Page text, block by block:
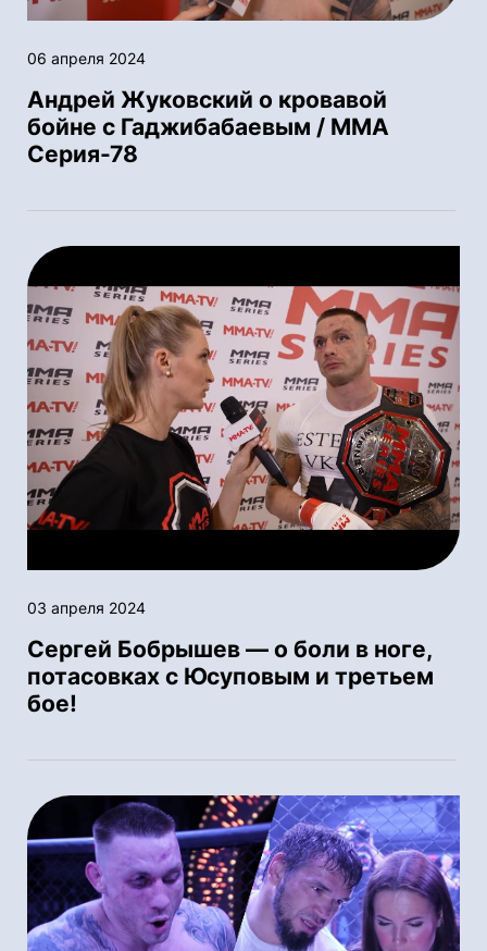
06 апреля 2024
Андрей Жуковский о кровавой
бойне с Гаджибабаевым / ММА
Серия-78
03 апреля 2024
Сергей Бобрышев — о боли в ноге,
потасовках с Юсуповым и третьем
бое!